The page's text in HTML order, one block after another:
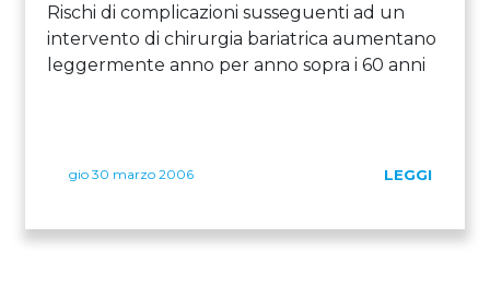
Rischi di complicazioni susseguenti ad un
intervento di chirurgia bariatrica aumentano
leggermente anno per anno sopra i 60 anni
gio 30 marzo 2006 LEGGI